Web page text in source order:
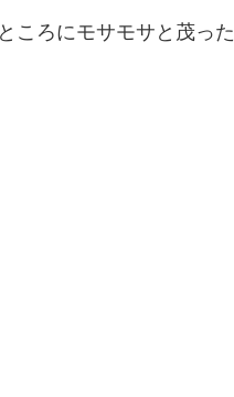
ころにモサモサと茂った